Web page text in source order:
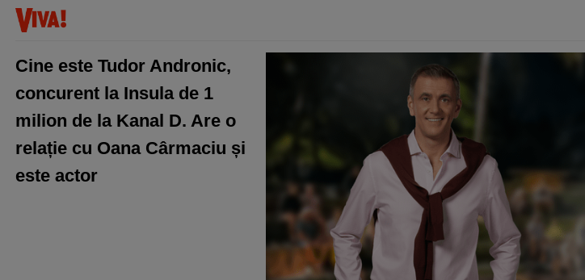
Cine este Tudor Andronic,
concurent la Insula de 1
milion de la Kanal D. Are o
relație cu Oana Cârmaciu și
este actor